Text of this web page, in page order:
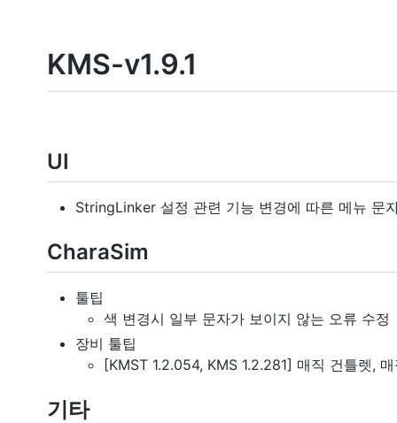
KMS-v1.9.1
UI
StringLinker 설정 관련 기능 변경에 따른 메뉴 문
CharaSim
툴팁
색 변경시 일부 문자가 보이지 않는 오류 수정
장비 툴팁
[KMST 1.2.054, KMS 1.2.281] 매직 건틀렛,
기타